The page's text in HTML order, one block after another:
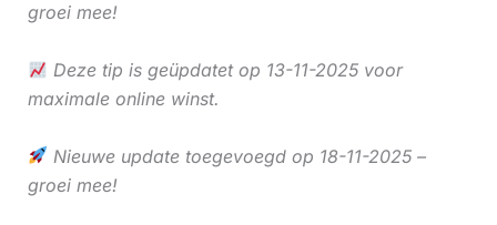
groei mee!
Deze tip is geüpdatet op 13-11-2025 voor
maximale online winst.
Nieuwe update toegevoegd op 18-11-2025 –
groei mee!